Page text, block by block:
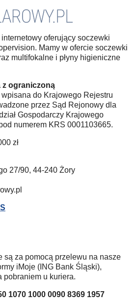
oferujący soczewki
Mamy w ofercie soczewki
multifokalne i płyny higieniczne
z ograniczoną
wpisana do Krajowego Rejestru
przez Sąd Rejonowy dla
Gospodarczy Krajowego
numerem KRS 0001103665.
zł
27/90, 44-240 Żory
są za pomocą przelewu na nasze
iMoje (ING Bank Śląski),
pobraniem u kuriera.
1070 1000 0090 8369 1957